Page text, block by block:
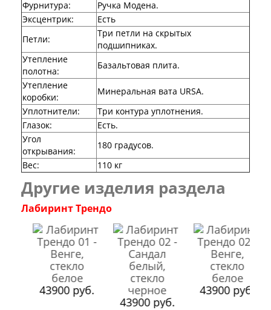
Тренд
Двери ВанМарк
Шпон текстурированный
Серия София
Эмаль
Серия Дебют
Серия Нео
Серия Симпл
Серия Синди
Серия Скай
Серия Стефани
Серия Уно
Двери Верда
ПЭТ Верда
Коллекция дверей Альтекс
Коллекция дверей Элеганс
Экошпон Верда
Коллекция дверей Лофт
Коллекция дверей Некст
Коллекция дверей Техно
Эмаль Верда
Двери Дворецкий
Шпон Дворецкий
Эмаль Дворецкий
Фурнитура:
Ручка Модена.
Эксцентрик:
Есть
Петли:
Три петли на скрытых
подшипниках.
Утепление
полотна:
Базальтовая плита.
Утепление
коробки:
Минеральная вата URSA.
Уплотнители:
Три контура уплотнения.
Глазок:
Есть.
Угол
открывания:
180 градусов.
Вес: 110 кг
Другие изделия раздела
Лабиринт Трендо
43900 руб.
43900 руб.
43900 руб.